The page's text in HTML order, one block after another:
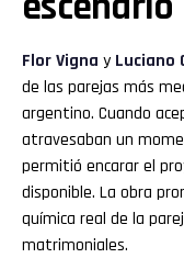
FlorVigna y Luciano
de las parejas más
argentino. Cuando
atravesaban un
permitió encarar el
disponible. La obra
química real de la
matrimoniales.